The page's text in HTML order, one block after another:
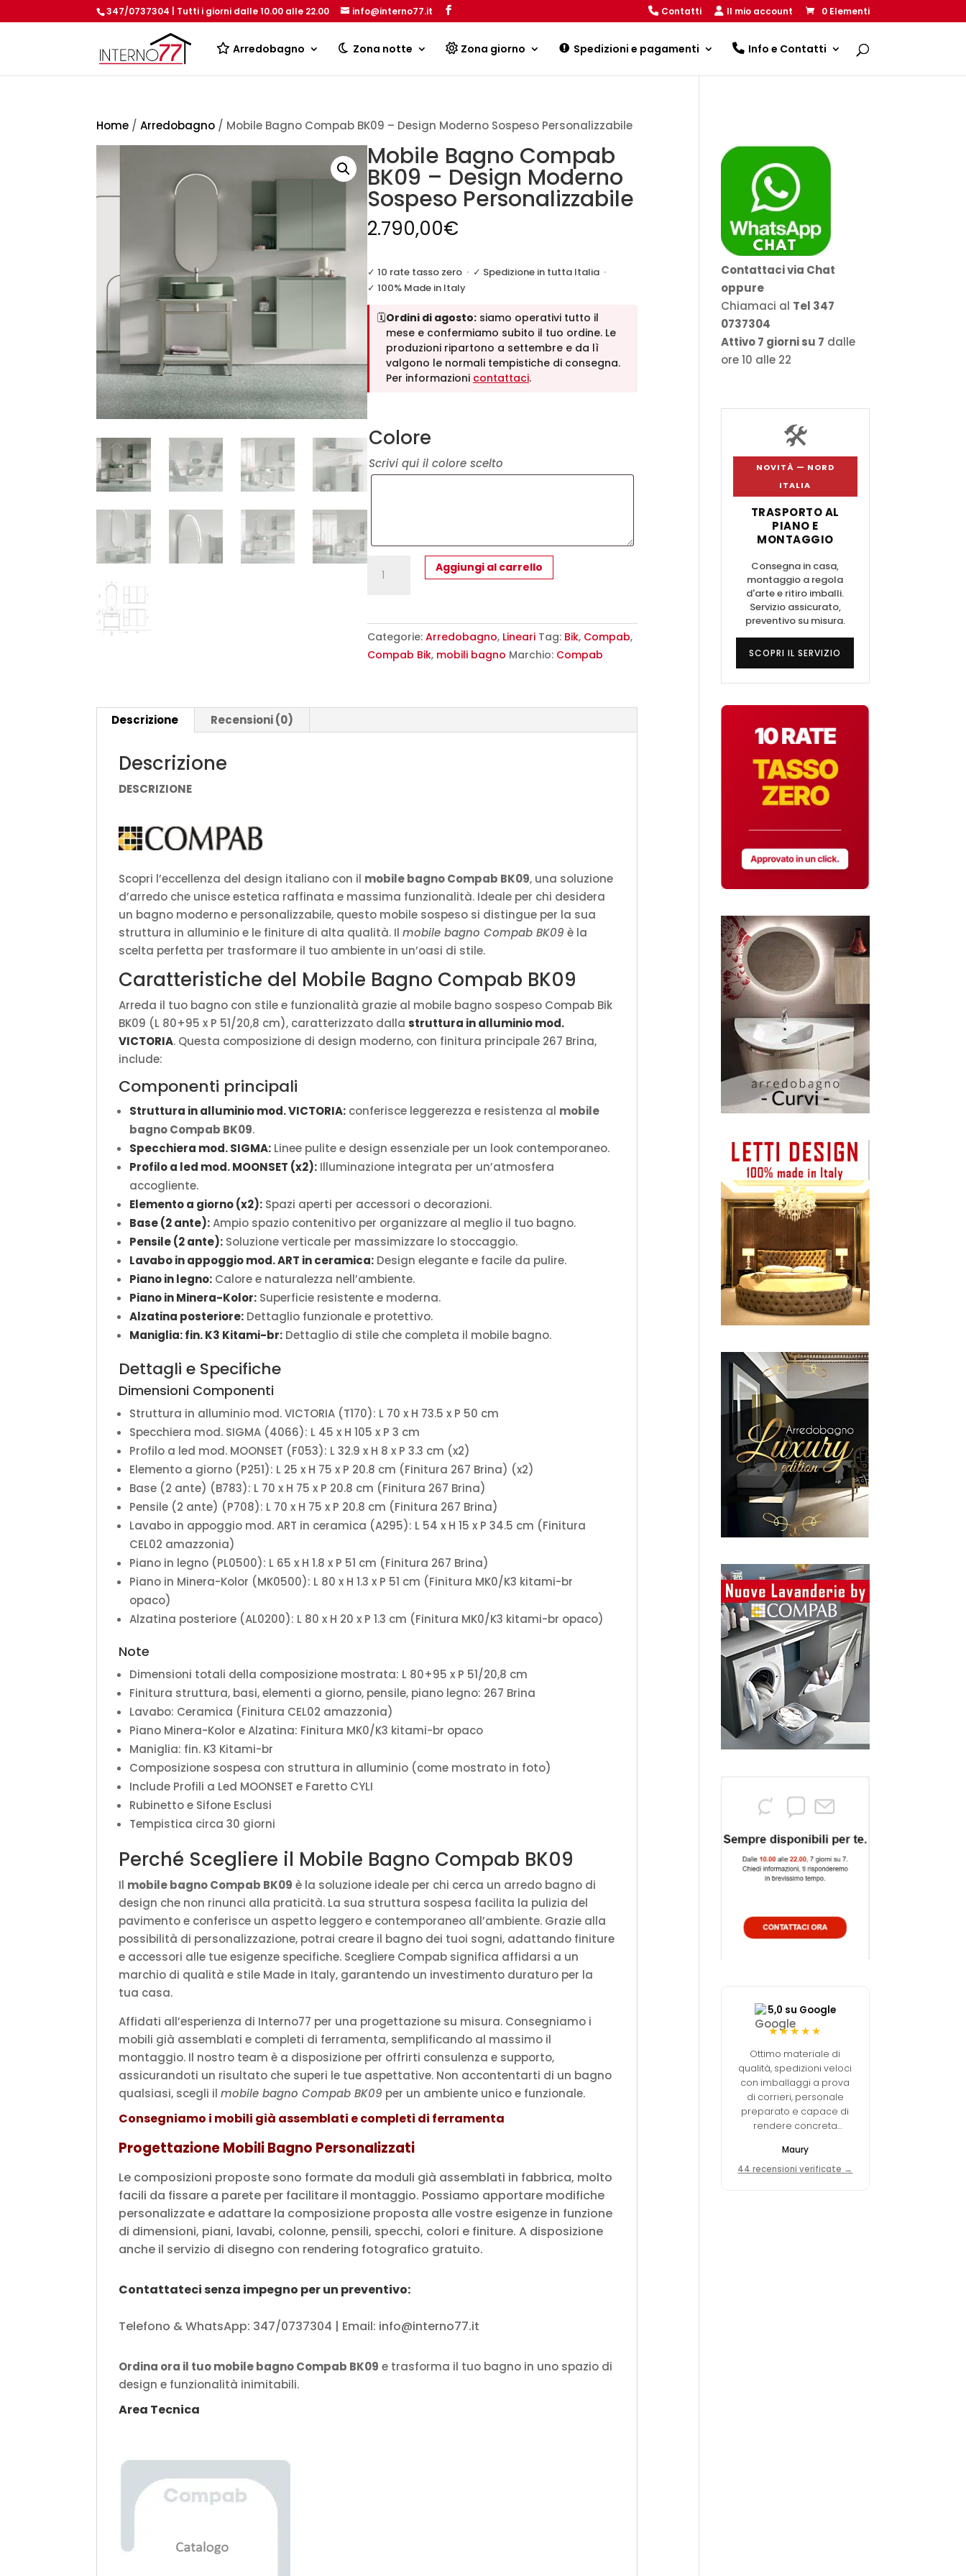
347/0737304 | Tutti i giorni dalle 10.00 alle 22.00 info@interno77.it Contatti Il mio account 0 Elementi
Arredobagno Zona notte Zona giorno Spedizioni e pagamenti Info e Contatti
Products
Home /Arredobagno / Mobile Bagno Compab BK09 – Design Moderno Sospeso Personalizzabile
Mobile Bagno Compab
BK09 – Design Moderno
Sospeso Personalizzabile
2.790,00€
✓ 10 rate tasso zero· ✓ Spedizione in tutta Italia·
✓ 100% Made in Italy
🗓️Ordini di agosto:siamo operativi tutto il
mese e confermiamo subito il tuo ordine. Le
produzioni ripartono a settembre e da lì
valgono le normali tempistiche di consegna.
Per informazioni contattaci.
Colore
Scrivi qui il colore scelto
Mobile
Bagno
-
Design
Personalizzabile
Aggiungi al carrello
Categorie: Arredobagno, Lineari Tag: Bik, Compab,
Compab Bik, mobili bagno Marchio: Compab
Descrizione Recensioni (0)
Descrizione
DESCRIZIONE
Scopri l’eccellenza del design italiano con il mobile bagno Compab BK09, una soluzione
d’arredo che unisce estetica raffinata e massima funzionalità. Ideale per chi desidera
un bagno moderno e personalizzabile, questo mobile sospeso si distingue per la sua
struttura in alluminio e le finiture di alta qualità. Ilmobile bagno Compab BK09 è la
scelta perfetta per trasformare il tuo ambiente in un’oasi di stile.
Caratteristiche del Mobile Bagno Compab BK09
Arreda il tuo bagno con stile e funzionalità grazie al mobile bagno sospeso Compab Bik
BK09 (L 80+95 x P 51/20,8 cm), caratterizzato dallastruttura in alluminio mod.
VICTORIA. Questa composizione di design moderno, con finitura principale 267 Brina,
include:
Componenti principali
Struttura in alluminio mod. VICTORIA: conferisce leggerezza e resistenza al mobile
bagno Compab BK09.
Specchiera mod. SIGMA: Linee pulite e design essenziale per un look contemporaneo.
Profilo a led mod. MOONSET (x2): Illuminazione integrata per un’atmosfera
accogliente.
Elemento a giorno (x2): Spazi aperti per accessori o decorazioni.
Base (2 ante):Ampio spazio contenitivo per organizzare al meglio il tuo bagno.
Pensile (2 ante): Soluzione verticale per massimizzare lo stoccaggio.
Lavabo in appoggio mod. ART in ceramica: Design elegante e facile da pulire.
Piano in legno: Calore e naturalezza nell’ambiente.
Piano in Minera-Kolor: Superficie resistente e moderna.
Alzatina posteriore: Dettaglio funzionale e protettivo.
Maniglia: fin. K3 Kitami-br: Dettaglio di stile che completa il mobile bagno.
Dettagli e Specifiche
Dimensioni Componenti
Struttura in alluminio mod. VICTORIA (T170): L 70 x H 73.5 x P 50 cm
Specchiera mod. SIGMA (4066): L 45 x H 105 x P 3 cm
Profilo a led mod. MOONSET (F053): L 32.9 x H 8 x P 3.3 cm (x2)
Elemento a giorno (P251): L 25 x H 75 x P 20.8 cm (Finitura 267 Brina) (x2)
Base (2 ante) (B783): L 70 x H 75 x P 20.8 cm (Finitura 267 Brina)
Pensile (2 ante) (P708): L 70 x H 75 x P 20.8 cm (Finitura 267 Brina)
Lavabo in appoggio mod. ART in ceramica (A295): L 54 x H 15 x P 34.5 cm (Finitura
CEL02 amazzonia)
Piano in legno (PL0500): L 65 x H 1.8 x P 51 cm (Finitura 267 Brina)
Piano in Minera-Kolor (MK0500): L 80 x H 1.3 x P 51 cm (Finitura MK0/K3 kitami-br
opaco)
Alzatina posteriore (AL0200): L 80 x H 20 x P 1.3 cm (Finitura MK0/K3 kitami-br opaco)
Note
Dimensioni totali della composizione mostrata: L 80+95 x P 51/20,8 cm
Finitura struttura, basi, elementi a giorno, pensile, piano legno: 267 Brina
Lavabo: Ceramica (Finitura CEL02 amazzonia)
Piano Minera-Kolor e Alzatina: Finitura MK0/K3 kitami-br opaco
Maniglia: fin. K3 Kitami-br
Composizione sospesa con struttura in alluminio (come mostrato in foto)
Include Profili a Led MOONSET e Faretto CYLI
Rubinetto e Sifone Esclusi
Tempistica circa 30 giorni
Perché Scegliere il Mobile Bagno Compab BK09
Il mobile bagno Compab BK09 è la soluzione ideale per chi cerca un arredo bagno di
design che non rinunci alla praticità. La sua struttura sospesa facilita la pulizia del
pavimento e conferisce un aspetto leggero e contemporaneo all’ambiente. Grazie alla
possibilità di personalizzazione, potrai creare il bagno dei tuoi sogni, adattando finiture
e accessori alle tue esigenze specifiche. Scegliere Compab significa affidarsi a un
marchio di qualità e stile Made in Italy, garantendo un investimento duraturo per la
tua casa.
Affidati all’esperienza di Interno77 per una progettazione su misura. Consegniamo i
mobili già assemblati e completi di ferramenta, semplificando al massimo il
montaggio. Il nostro team è a disposizione per offrirti consulenza e supporto,
assicurandoti un risultato che superi le tue aspettative. Non accontentarti di un bagno
qualsiasi, scegli ilmobile bagno Compab BK09 per un ambiente unico e funzionale.
Consegniamo i mobili già assemblati e completi di ferramenta
Progettazione Mobili Bagno Personalizzati
Le composizioni proposte sono formate da moduli già assemblati in fabbrica, molto
facili da fissare a parete per facilitare il montaggio. Possiamo apportare modifiche
personalizzate e adattare la composizione proposta alle vostre esigenze in funzione
di dimensioni, piani, lavabi, colonne, pensili, specchi, colori e finiture. A disposizione
anche il servizio di disegno con rendering fotografico gratuito.
Contattateci senza impegno per un preventivo:
Telefono & WhatsApp: 347/0737304 | Email: info@interno77.it
Ordina ora il tuo mobile bagno Compab BK09 e trasforma il tuo bagno in uno spazio di
design e funzionalità inimitabili.
Area Tecnica
Contattaci via Chat
oppure
Chiamaci al Tel 347
0737304
Attivo 7 giorni su 7 dalle
ore 10 alle 22
🛠️
NOVITÀ — NORD
ITALIA
TRASPORTO AL
PIANO E
MONTAGGIO
Consegna in casa,
montaggio a regola
d'arte e ritiro imballi.
Servizio assicurato,
preventivo su misura.
SCOPRI IL SERVIZIO
5,0 su Google
★★★★★
Ottimo materiale di
qualità, spedizioni veloci
con imballaggi a prova
di corrieri, personale
preparato e capace di
rendere concreta
pienamente soddisfatto.
Maury
44 recensioni verificate →